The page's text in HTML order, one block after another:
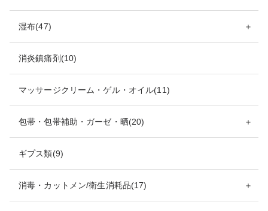
湿布(47) ＋
消炎鎮痛剤(10)
マッサージクリーム・ゲル・オイル(11)
包帯・包帯補助・ガーゼ・晒(20) ＋
ギプス類(9)
消毒・カットメン/衛生消耗品(17) ＋